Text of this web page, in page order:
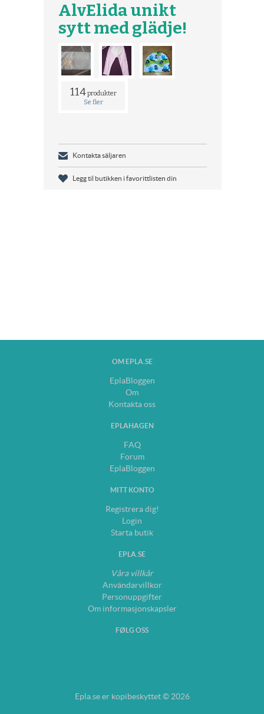
AlvElida unikt
sytt med glädje!
114produkter
Se fler
Kontakta säljaren
Legg til butikken i favorittlisten din
OM EPLA.SE
EplaBloggen
Om
Kontakta oss
EPLAHAGEN
FAQ
Forum
EplaBloggen
MITT KONTO
Registrera dig!
Login
Starta butik
EPLA.SE
Våra villkår
Användarvillkor
Personuppgifter
Om informasjonskapsler
FØLG OSS
Epla.se er kopibeskyttet © 2026